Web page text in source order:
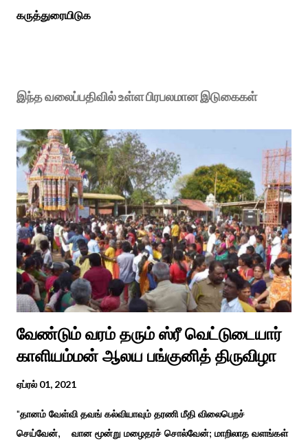
கருத்துரையிடுக
இந்த வலைப்பதிவில் உள்ள பிரபலமான இடுகைகள்
வேண்டும் வரம் தரும் ஸ்ரீ வெட்டுடையார்
காளியம்மன் ஆலய பங்குனித் திருவிழா
ஏப்ரல் 01, 2021
"தானம் வேள்வி தவங் கல்வியாவும் தரணி மீதி விலைபெறச்
செய்வேன், வான மூன்று மழைதரச் சொல்வேன்; மாறிலாத வளங்கள்